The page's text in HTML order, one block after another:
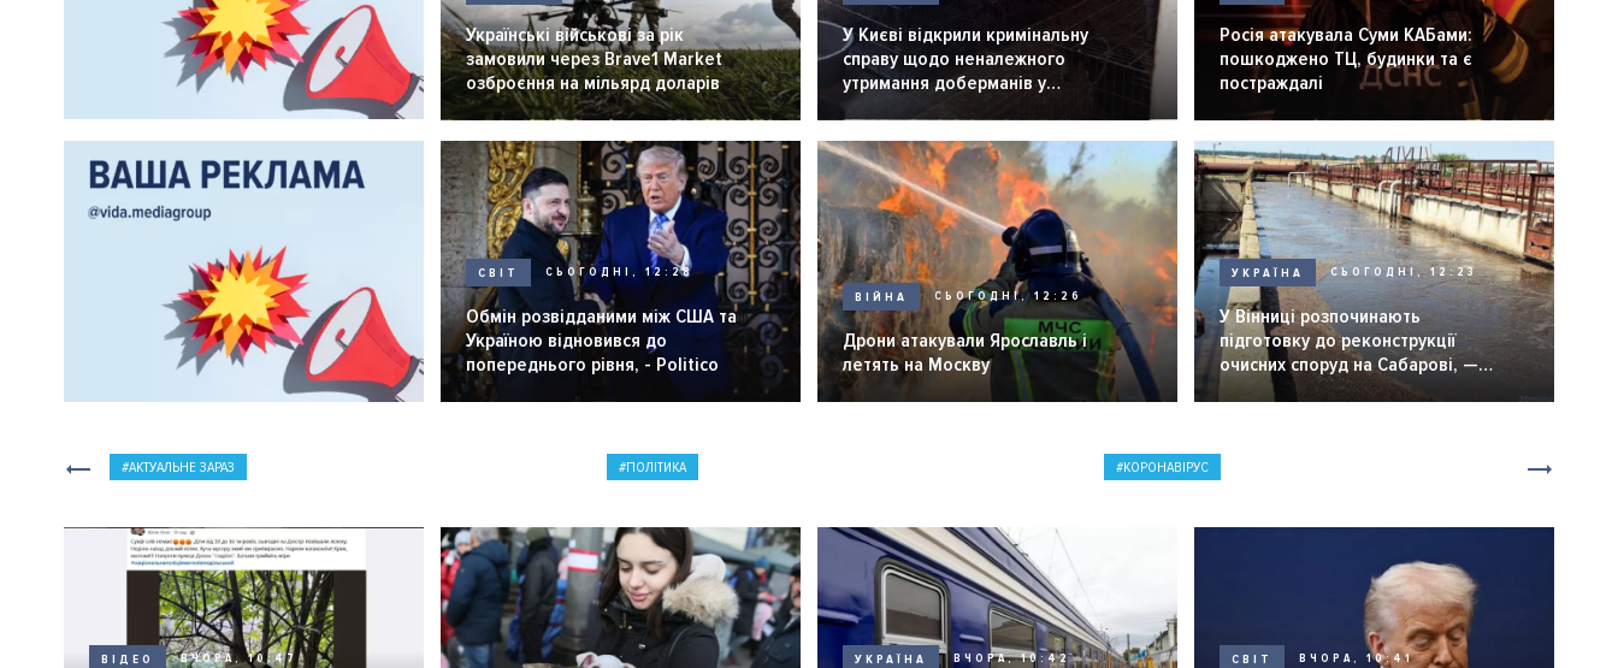
Українські військові за рік
замовили через Brave1 Market
озброєння на мільярд доларів
У Києві відкрили кримінальну
справу щодо неналежного
утримання доберманів у
розпліднику
Росія атакувала Суми КАБами:
пошкоджено ТЦ, будинки та є
постраждалі
СВІТ СЬОГОДНІ, 12:28
Обмін розвідданими між США та
Україною відновився до
попереднього рівня, - Politico
ВІЙНА СЬОГОДНІ, 12:26
Дрони атакували Ярославль і
летять на Москву
УКРАЇНА СЬОГОДНІ, 12:23
У Вінниці розпочинають
підготовку до реконструкції
очисних споруд на Сабарові, —
мер Вінниці.
АКТУАЛЬНЕ ЗАРАЗ ПОЛІТИКА КОРОНАВІРУС
ВІДЕО ВЧОРА, 10:47 УКРАЇНА ВЧОРА, 10:42 СВІТ ВЧОРА, 10:41